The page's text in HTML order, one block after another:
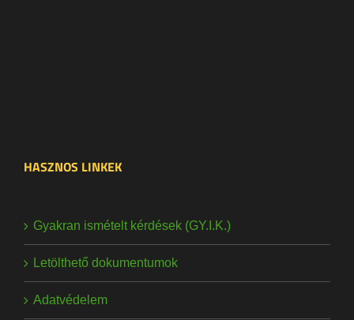
HASZNOS LINKEK
Gyakran ismételt kérdések (GY.I.K.)
Letölthető dokumentumok
Adatvédelem